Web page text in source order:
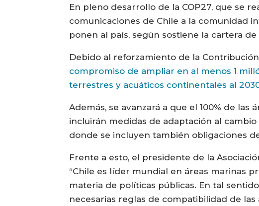
En pleno desarrollo de la COP27, que se
comunicaciones de Chile a la comunidad
ponen al país, según sostiene la cartera
Debido al reforzamiento de la
compromiso de ampliar en al menos 1
terrestres y acuáticos continentales al
Además, se avanzará a que el 100% de
incluirán medidas de adaptación al
donde se incluyen también obligaciones
Frente a esto, el presidente de la
“Chile es líder mundial en áreas marinas
materia de políticas públicas. En tal
necesarias reglas de compatibilidad de